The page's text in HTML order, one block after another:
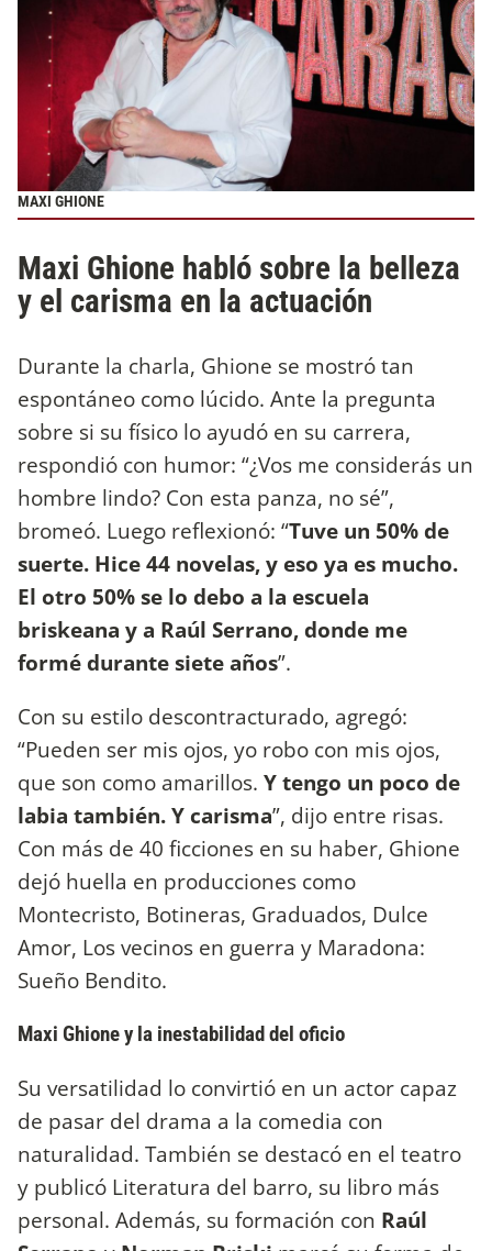
MAXI GHIONE
Maxi Ghione habló sobre la belleza
y el carisma en la actuación
Durante la charla, Ghione se mostró tan
espontáneo como lúcido. Ante la pregunta
sobre si su físico lo ayudó en su carrera,
respondió con humor: “¿Vos me considerás un
hombre lindo? Con esta panza, no sé”,
bromeó. Luego reflexionó: “Tuve un 50% de
suerte. Hice 44 novelas, y eso ya es mucho.
El otro 50% se lo debo a la escuela
briskeana y a Raúl Serrano, donde me
formé durante siete años”.
Con su estilo descontracturado, agregó:
“Pueden ser mis ojos, yo robo con mis ojos,
que son como amarillos. Y tengo un poco de
labia también. Y carisma”, dijo entre risas.
Con más de 40 ficciones en su haber, Ghione
dejó huella en producciones como
Montecristo, Botineras, Graduados, Dulce
Amor, Los vecinos en guerra y Maradona:
Sueño Bendito.
Maxi Ghione y la inestabilidad del oficio
Su versatilidad lo convirtió en un actor capaz
de pasar del drama a la comedia con
naturalidad. También se destacó en el teatro
y publicó Literatura del barro, su libro más
personal. Además, su formación con Raúl